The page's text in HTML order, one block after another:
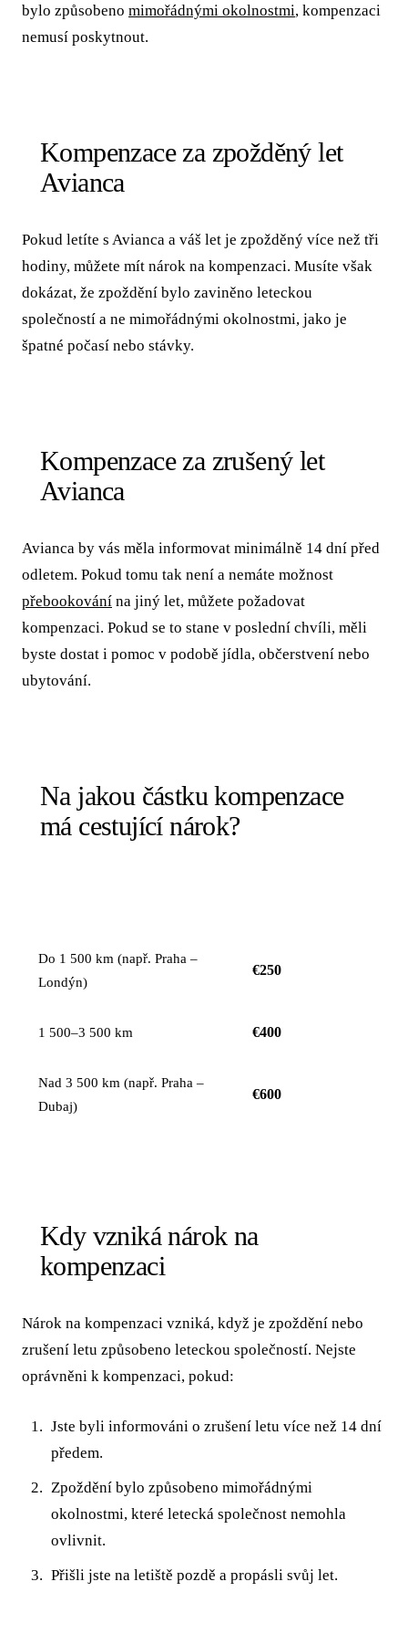
bylo způsobeno mimořádnými okolnostmi, kompenzaci
nemusí poskytnout.
Kompenzace za zpožděný let
Avianca
Pokud letíte s Avianca a váš let je zpožděný více než tři
hodiny, můžete mít nárok na kompenzaci. Musíte však
dokázat, že zpoždění bylo zaviněno leteckou
společností a ne mimořádnými okolnostmi, jako je
špatné počasí nebo stávky.
Kompenzace za zrušený let
Avianca
Avianca by vás měla informovat minimálně 14 dní před
odletem. Pokud tomu tak není a nemáte možnost
přebookování na jiný let, můžete požadovat
kompenzaci. Pokud se to stane v poslední chvíli, měli
byste dostat i pomoc v podobě jídla, občerstvení nebo
ubytování.
Na jakou částku kompenzace
má cestující nárok?
Do 1 500 km (např. Praha –
Londýn)
€250
1 500–3 500 km €400
Nad 3 500 km (např. Praha –
Dubaj)
€600
Kdy vzniká nárok na
kompenzaci
Nárok na kompenzaci vzniká, když je zpoždění nebo
zrušení letu způsobeno leteckou společností. Nejste
oprávněni k kompenzaci, pokud:
Jste byli informováni o zrušení letu více než 14 dní
předem.
Zpoždění bylo způsobeno mimořádnými
okolnostmi, které letecká společnost nemohla
ovlivnit.
Přišli jste na letiště pozdě a propásli svůj let.